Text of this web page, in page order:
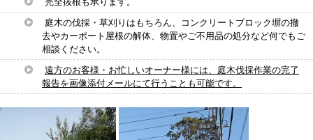
庭木の伐採・草刈りはもちろん、コンクリートブロック塀の撤
去やカーポート屋根の解体、物置やご不用品の処分など何でもご
相談ください。
遠方のお客様・お忙しいオーナー様には、庭木伐採作業の完了
報告を画像添付メールにて行うことも可能です。